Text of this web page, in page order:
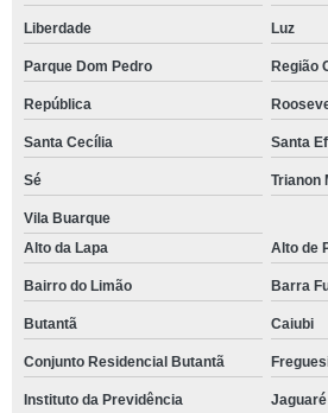
Liberdade Luz
Parque Dom Pedro Região
República
Santa Cecília Santa
Sé Trianon
Vila Buarque
Alto da Lapa
Alto de
Bairro do Limão Barra
Butantã Caiubi
Conjunto Residencial Butantã
Instituto da Previdência Jaguaré